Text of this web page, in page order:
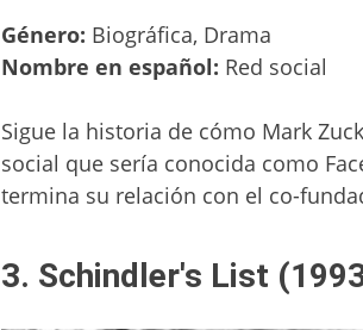
Género: Biográfica, Drama
Nombre en español: Red social
Sigue la historia de cómo Mark
social que sería conocida como
termina su relación con el co-
3. Schindler's List